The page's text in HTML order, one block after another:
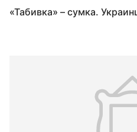
«Табивка» – сумка.